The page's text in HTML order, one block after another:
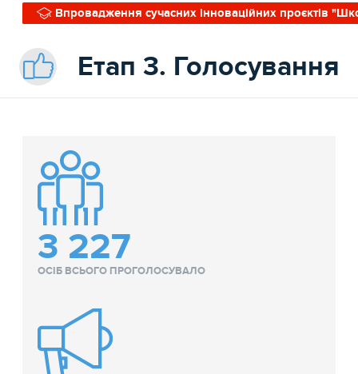
Впровадження сучасних інноваційних проєктів
Етап 3. Голосування
3 227
ОСІБ ВСЬОГО ПРОГОЛОСУВАЛО